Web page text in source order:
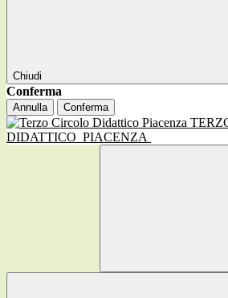
Chiudi
Conferma
Annulla Conferma
DIDATTICO PIACENZA